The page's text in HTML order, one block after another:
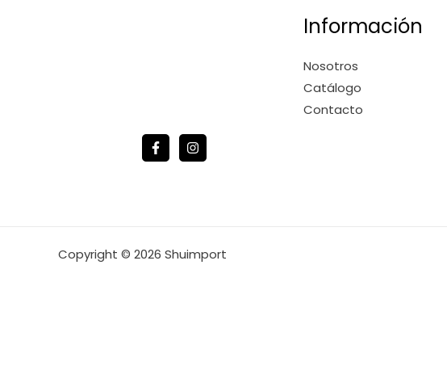
Información
Nosotros
Catálogo
Contacto
Copyright © 2026 Shuimport